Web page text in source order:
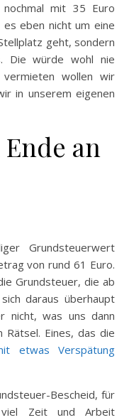
mit 35 Euro
eben nicht um eine
geht, sondern
Die würde wohl nie
wollen wir
in unserem eigenen
an
Grundsteuerwert
von rund 61 Euro.
Grundsteuer, die ab
daraus überhaupt
nicht, was uns dann
Eines, das die
etwas Verspätung
Bescheid, für
Zeit und Arbeit